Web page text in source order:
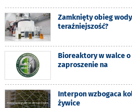
Zamknięty obieg
teraźniejszość?
Bioreaktory w walce
zaproszenie na
Interpon wzbogaca
żywice